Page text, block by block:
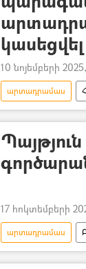
կասեցվել
10 նոյեմբերի
արտադրամաս
17 հոկտեմբերի
արտադրամաս